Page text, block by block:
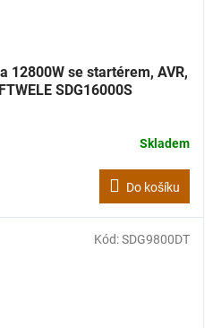
12800W se startérem, AVR,
SDG16000S
Skladem
Do košíku
Kód:SDG9800DT